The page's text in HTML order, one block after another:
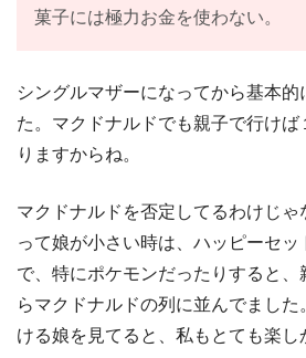
菓子には極力お金を使わない。
シングルマザーになってから基本的
た。マクドナルドでも親子で行け
りますからね。
マクドナルドを否定してるわけじ
って娘が小さい時は、ハッピーセ
で、特にポケモンだったりすると
らマクドナルドの列に並んでました
ける娘を見てると、私もとても楽し